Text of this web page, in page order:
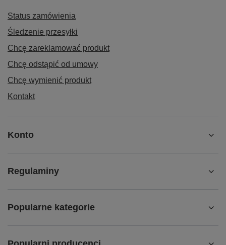
Status zamówienia
Śledzenie przesyłki
Chcę zareklamować produkt
Chcę odstąpić od umowy
Chcę wymienić produkt
Kontakt
Konto
Regulaminy
Popularne kategorie